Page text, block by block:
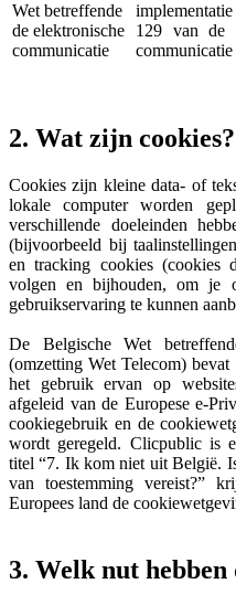
Wet betreffende
de elektronische
communicatie
129 van de
2. Wat zijn cookies?
Cookies zijn kleine data- of
lokale computer worden
verschillende doeleinden
(bijvoorbeeld bij
en tracking cookies (cookies
volgen en bijhouden, om je
gebruikservaring te kunnen
De Belgische Wet
(omzetting Wet Telecom)
het gebruik ervan op
afgeleid van de Europese e-
cookiegebruik en de
wordt geregeld. Clicpublic is
titel “7. Ik kom niet uit België.
van toestemming vereist?”
Europees land de
3. Welk nut hebben